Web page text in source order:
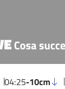
04:25-10cm